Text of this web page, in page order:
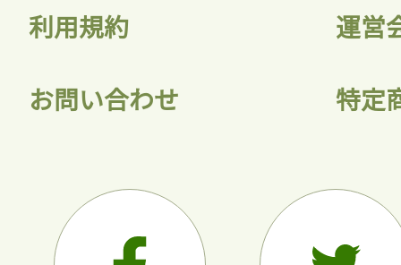
利用規約 運営
お問い合わせ 特定